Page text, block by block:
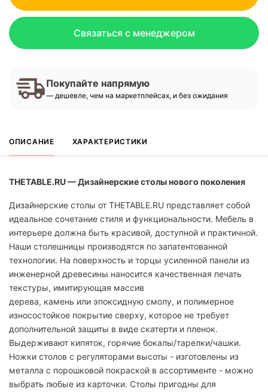
Связаться с менеджером
Покупайте напрямую
— дешевле, чем на маркетплейсах, и без ожидания
ОПИСАНИЕ ХАРАКТЕРИСТИКИ
THETABLE.RU — Дизайнерские столы нового поколения
Дизайнерские столы от THETABLE.RU представляет собой
идеальное сочетание стиля и функциональности. Мебель в
интерьере должна быть красивой, доступной и практичной.
Наши столешницы производятся по запатентованной
технологии. На поверхность и торцы усиленной панели из
инженерной древесины наносится качественная печать
текстуры, имитирующая массив
дерева, камень или эпоксидную смолу, и полимерное
износостойкое покрытие сверху, которое не требует
дополнительной защиты в виде скатерти и пленок.
Выдерживают кипяток, горячие бокалы/тарелки/чашки.
Ножки столов с регуляторами высоты - изготовлены из
металла с порошковой покраской в ассортименте - можно
выбрать любые из карточки. Столы пригодны для